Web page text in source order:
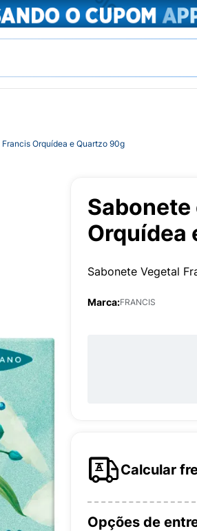
Orquídea e Quartzo 90g
Sabonete
Orquídea
Sabonete Vegetal
Marca:FRANCIS
Calcular
Opções de